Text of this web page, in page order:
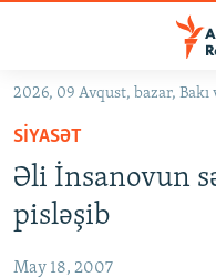
Əsas
qayıt
Əsas
naviqasiyaya
qayıt
GÜNDƏM
#İZAHLA
KORRUPSIOMETR
#ƏSLINDƏ
2026, 09 Avqust, bazar, Bakı
SIYASƏT
Əli İnsanovun
pisləşib
May 18, 2007